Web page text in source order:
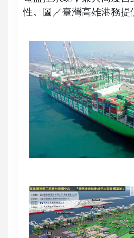
性。圖／臺灣高雄港務提